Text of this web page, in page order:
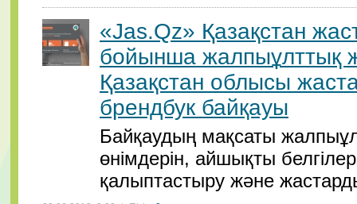
«Jas.Qz» Қазақстан
бойынша жалпыұлттық
Қазақстан облысы
брендбук байқауы
Байқаудың мақсаты
өнімдерін, айшықты
қалыптастыру және